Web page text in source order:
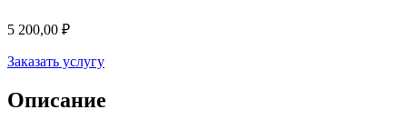
5 200,00 ₽
Заказать услугу
Описание